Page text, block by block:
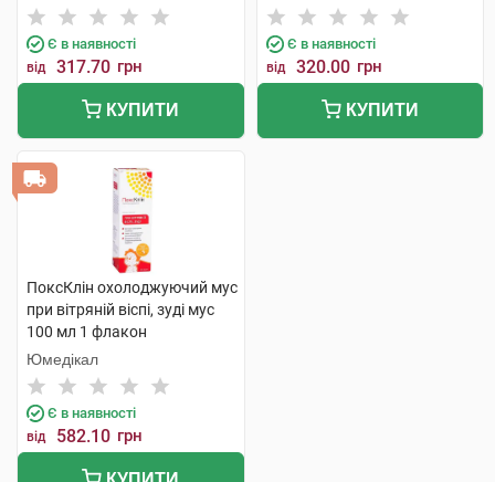
Є в наявності
від 317.70 грн
КУПИТИ
Є в наявності
від 320.00 грн
КУПИТИ
ПоксКлін охолоджуючий мус
при вітряній віспі, зуді мус
100 мл 1 флакон
Юмедікал
Є в наявності
від 582.10 грн